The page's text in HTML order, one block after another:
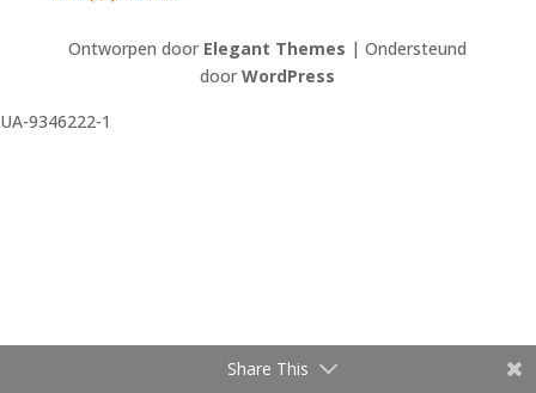
Ontworpen door Elegant Themes | Ondersteund
doorWordPress
Share This
UA-9346222-1